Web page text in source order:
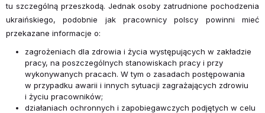
tu szczególną przeszkodą. Jednak osoby zatrudnione pochodzenia
ukraińskiego, podobnie jak pracownicy polscy powinni mieć
przekazane informacje o:
zagrożeniach dla zdrowia i życia występujących w zakładzie
pracy, na poszczególnych stanowiskach pracy i przy
wykonywanych pracach. W tym o zasadach postępowania
w przypadku awarii i innych sytuacji zagrażających zdrowiu
i życiu pracowników;
działaniach ochronnych i zapobiegawczych podjętych w celu